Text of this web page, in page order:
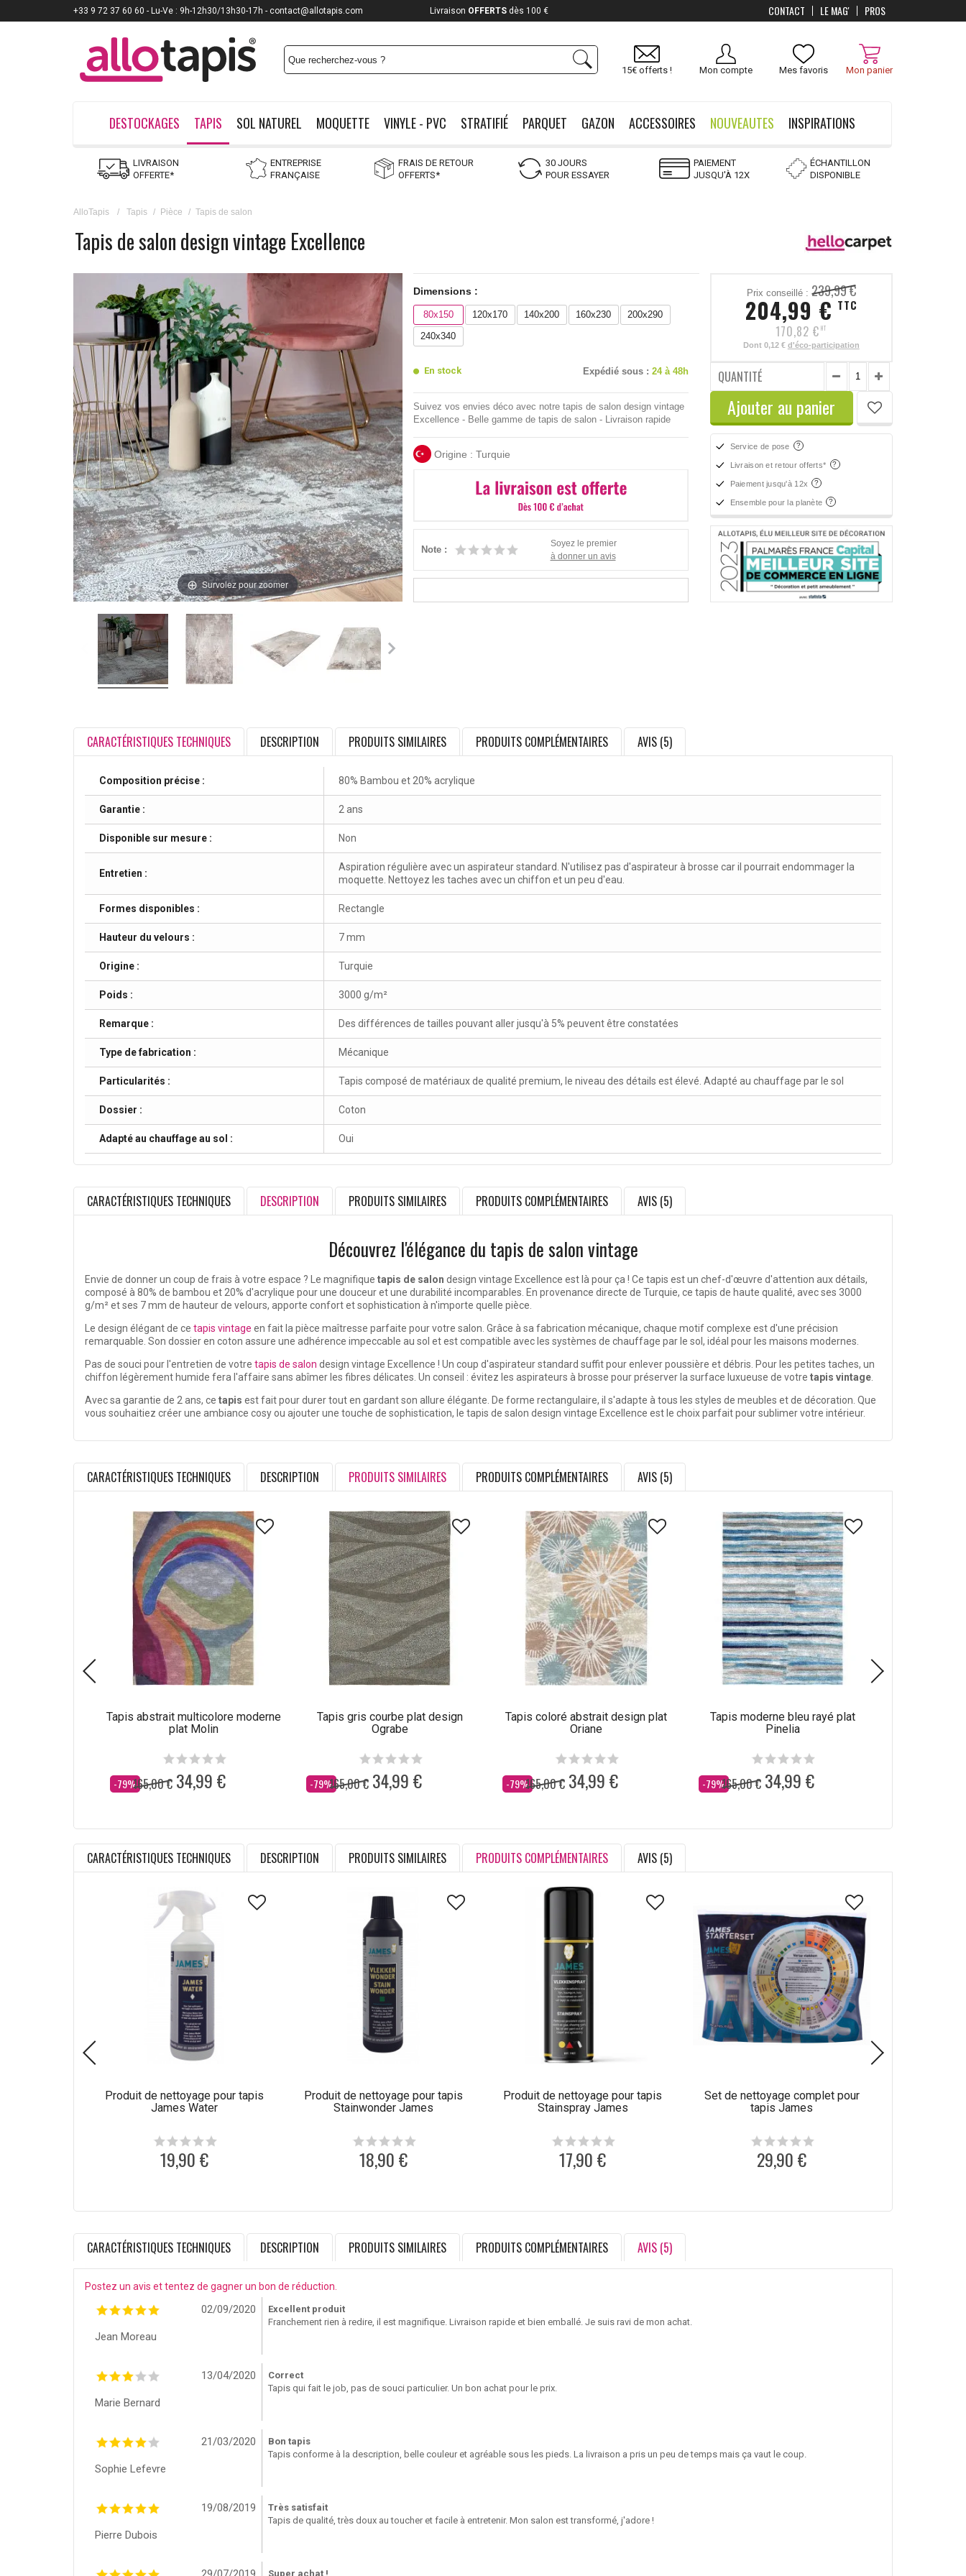
Mon panier
Mes favoris
Mon compte
15€ offerts !
DESTOCKAGES TAPIS SOL NATUREL MOQUETTE VINYLE - PVC STRATIFIÉ PARQUET GAZON ACCESSOIRES NOUVEAUTES INSPIRATIONS
LIVRAISON
OFFERTE*
ENTREPRISE
FRANÇAISE
FRAIS DE RETOUR
OFFERTS*
30 JOURS
POUR ESSAYER
PAIEMENT
JUSQU'À 12X
ÉCHANTILLON
DISPONIBLE
AlloTapis / Tapis / Pièce / Tapis de salon
Tapis de salon design vintage Excellence
Survolez pour zoomer
Dimensions :
80x150 120x170 140x200 160x230
200x290
240x340
En stock Expédié sous : 24 à 48h
Suivez vos envies déco avec notre tapis de salon design vintage
Excellence - Belle gamme de tapis de salon - Livraison rapide
Origine : Turquie
Note :
Soyez le premier
à donner un avis
Prix conseillé : 239,99 €
204,99 € TTC
170,82 € HT
Dont 0,12 € d'éco-participation
QUANTITÉ
Ajouter au panier
Service de pose
Livraison et retour offerts*
Paiement jusqu'à 12x
Ensemble pour la planète
CARACTÉRISTIQUES TECHNIQUES DESCRIPTION PRODUITS SIMILAIRES PRODUITS COMPLÉMENTAIRES AVIS (5)
Composition précise : 80% Bambou et 20% acrylique
Garantie : 2 ans
Disponible sur mesure : Non
Entretien :
Aspiration régulière avec un aspirateur standard. N'utilisez pas d'aspirateur à brosse car il pourrait endommager la
moquette. Nettoyez les taches avec un chiffon et un peu d'eau.
Formes disponibles : Rectangle
Hauteur du velours : 7 mm
Origine : Turquie
Poids : 3000 g/m²
Remarque : Des différences de tailles pouvant aller jusqu'à 5% peuvent être constatées
Type de fabrication : Mécanique
Particularités : Tapis composé de matériaux de qualité premium, le niveau des détails est élevé. Adapté au chauffage par le sol
Dossier : Coton
Adapté au chauffage au sol : Oui
CARACTÉRISTIQUES TECHNIQUES DESCRIPTION PRODUITS SIMILAIRES PRODUITS COMPLÉMENTAIRES AVIS (5)
Découvrez l'élégance du tapis de salon vintage
Envie de donner un coup de frais à votre espace ? Le magnifique tapis de salon design vintage Excellence est là pour ça ! Ce tapis est un chef-d'œuvre d'attention aux détails,
composé à 80% de bambou et 20% d'acrylique pour une douceur et une durabilité incomparables. En provenance directe de Turquie, ce tapis de haute qualité, avec ses 3000
g/m² et ses 7 mm de hauteur de velours, apporte confort et sophistication à n'importe quelle pièce.
Le design élégant de ce tapis vintage en fait la pièce maîtresse parfaite pour votre salon. Grâce à sa fabrication mécanique, chaque motif complexe est d'une précision
remarquable. Son dossier en coton assure une adhérence impeccable au sol et est compatible avec les systèmes de chauffage par le sol, idéal pour les maisons modernes.
Pas de souci pour l'entretien de votre tapis de salon design vintage Excellence ! Un coup d'aspirateur standard suffit pour enlever poussière et débris. Pour les petites taches, un
chiffon légèrement humide fera l'affaire sans abîmer les fibres délicates. Un conseil : évitez les aspirateurs à brosse pour préserver la surface luxueuse de votre tapis vintage.
Avec sa garantie de 2 ans, ce tapis est fait pour durer tout en gardant son allure élégante. De forme rectangulaire, il s'adapte à tous les styles de meubles et de décoration. Que
vous souhaitiez créer une ambiance cosy ou ajouter une touche de sophistication, le tapis de salon design vintage Excellence est le choix parfait pour sublimer votre intérieur.
CARACTÉRISTIQUES TECHNIQUES DESCRIPTION PRODUITS SIMILAIRES PRODUITS COMPLÉMENTAIRES AVIS (5)
Tapis abstrait multicolore moderne
plat Molin
-79%
Dès 165,00 € 34,99 €
Tapis gris courbe plat design
Ograbe
-79%
Dès 165,00 € 34,99 €
Tapis coloré abstrait design plat
Oriane
-79%
Dès 165,00 € 34,99 €
Tapis moderne bleu rayé plat
Pinelia
-79%
Dès 165,00 € 34,99 €
CARACTÉRISTIQUES TECHNIQUES DESCRIPTION PRODUITS SIMILAIRES PRODUITS COMPLÉMENTAIRES AVIS (5)
Produit de nettoyage pour tapis
James Water
19,90 €
Produit de nettoyage pour tapis
Stainwonder James
18,90 €
Produit de nettoyage pour tapis
Stainspray James
17,90 €
Set de nettoyage complet pour
tapis James
29,90 €
CARACTÉRISTIQUES TECHNIQUES DESCRIPTION PRODUITS SIMILAIRES PRODUITS COMPLÉMENTAIRES AVIS (5)
Postez un avis et tentez de gagner un bon de réduction.
02/09/2020
Jean Moreau
Excellent produit
Franchement rien à redire, il est magnifique. Livraison rapide et bien emballé. Je suis ravi de mon achat.
13/04/2020
Marie Bernard
Correct
Tapis qui fait le job, pas de souci particulier. Un bon achat pour le prix.
21/03/2020
Sophie Lefevre
Bon tapis
Tapis conforme à la description, belle couleur et agréable sous les pieds. La livraison a pris un peu de temps mais ça vaut le coup.
19/08/2019
Pierre Dubois
Très satisfait
Tapis de qualité, très doux au toucher et facile à entretenir. Mon salon est transformé, j'adore !
Super achat !
PROS
LE MAG'
CONTACT
+33 9 72 37 60 60 - Lu-Ve : 9h-12h30/13h30-17h - contact@allotapis.com Payez jusqu'à12x OFFERTSdès 100 €